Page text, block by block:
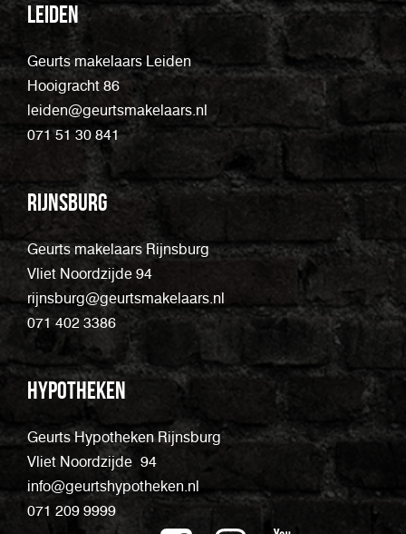
Leiden
Geurts makelaars Leiden
Hooigracht 86
leiden@geurtsmakelaars.nl
071 51 30 841
Rijnsburg
Geurts makelaars Rijnsburg
Vliet Noordzijde 94
rijnsburg@geurtsmakelaars.nl
071 402 3386
Hypotheken
Geurts Hypotheken Rijnsburg
Vliet Noordzijde 94
info@geurtshypotheken.nl
071 209 9999